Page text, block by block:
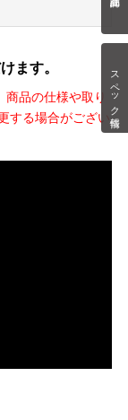
スペック情報
ます。
品の仕様や取り
する場合がござい